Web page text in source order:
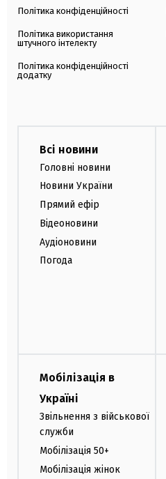
Політика конфіденційності
Політика використання
штучного інтелекту
Політика конфіденційності
додатку
Всі новини
Головні новини
Новини України
Прямий ефір
Відеоновини
Аудіоновини
Погода
Мобілізація в
Україні
Звільнення з військової
служби
Мобілізація 50+
Мобілізація жінок